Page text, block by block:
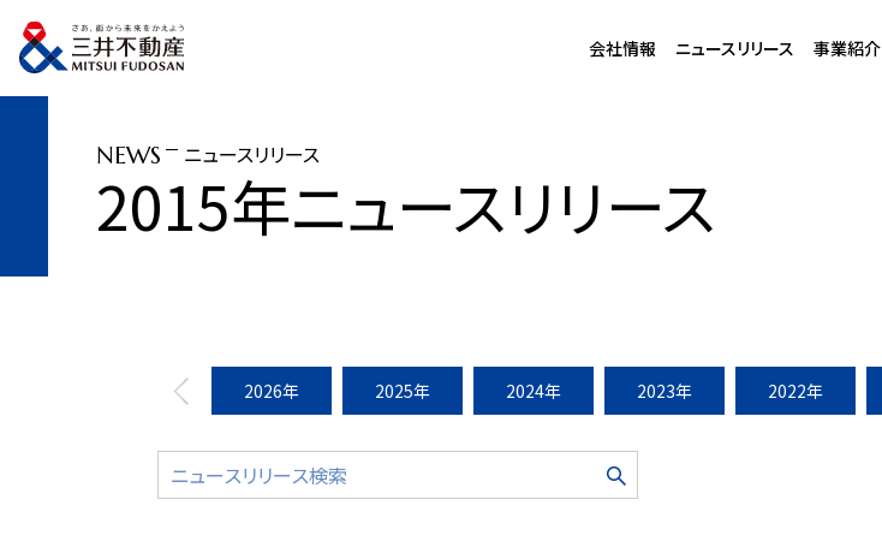
会社情報 ニュースリリース 事業紹介
トップページ ニュースリリース
NEWS ニュースリリース
2015年ニュースリリース
2026年 2025年 2024年 2023年 2022年